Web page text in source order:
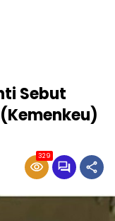
Sebut
329